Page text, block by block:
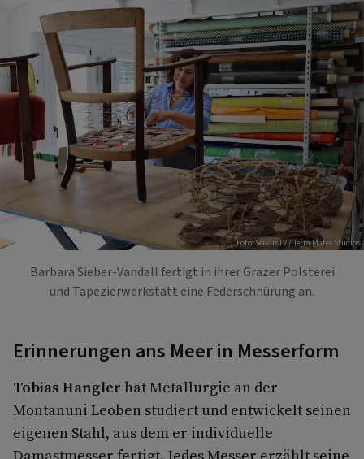
Foto: ServusTV / Terra Mater Studios
Barbara Sieber-Vandall fertigt in ihrer Grazer Polsterei
und Tapezierwerkstatt eine Federschnürung an.
Erinnerungen ans Meer in Messerform
Tobias Hangler hat Metallurgie an der
Montanuni Leoben studiert und entwickelt seinen
eigenen Stahl, aus dem er individuelle